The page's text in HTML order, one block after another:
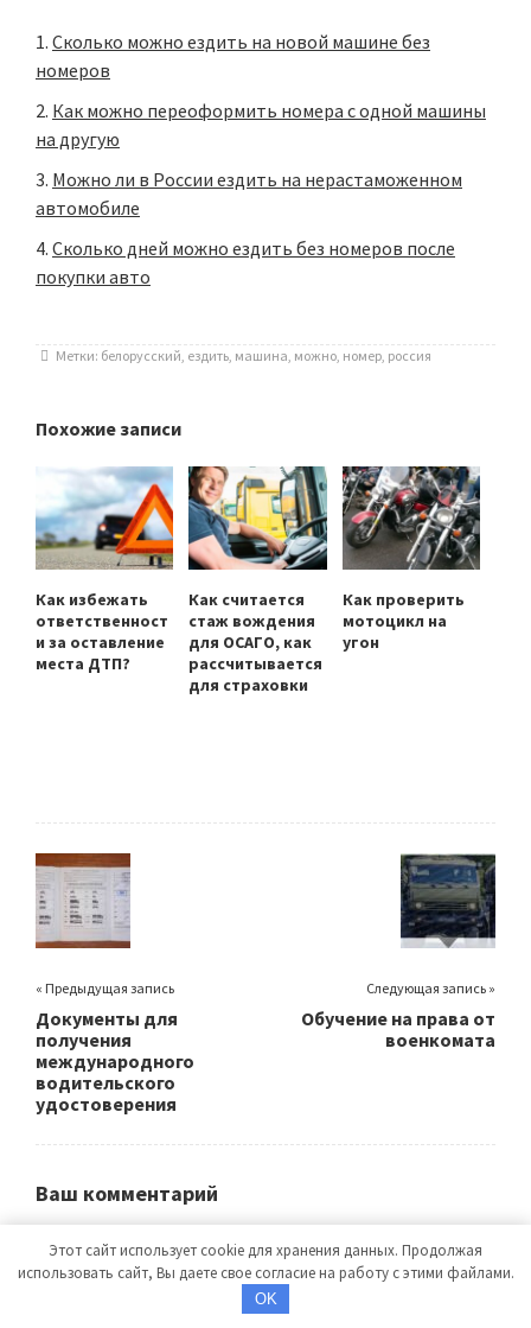
Сколько можно ездить на новой машине без
номеров
Как можно переоформить номера с одной машины
на другую
Можно ли в России ездить на нерастаможенном
автомобиле
Сколько дней можно ездить без номеров после
покупки авто
Метки: белорусский, ездить, машина, можно, номер, россия
Похожие записи
Как избежать
ответственност
и за оставление
места ДТП?
Как считается
стаж вождения
для ОСАГО, как
рассчитывается
для страховки
Как проверить
мотоцикл на
угон
« Предыдущая запись
Документы для
получения
международного
водительского
удостоверения
Следующая запись »
Обучение на права от
военкомата
Ваш комментарий
Для отправки комментария вам необходимо
Этот сайт использует cookie для хранения данных. Продолжая
использовать сайт, Вы даете свое согласие на работу с этими файлами.
OK